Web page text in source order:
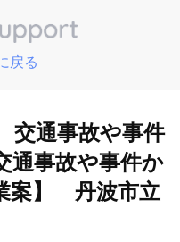
戻る
通事故や事件
事故や事件か
案】 丹波市立